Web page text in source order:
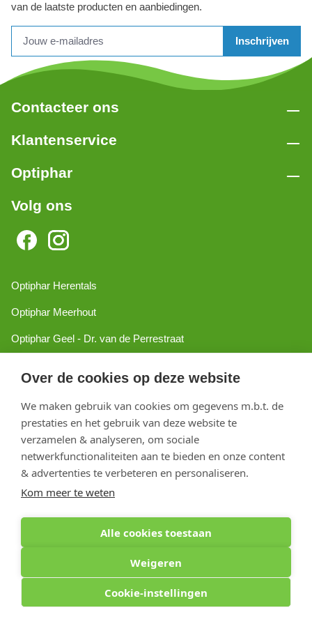
Over de cookies op deze website
We maken gebruik van cookies om gegevens m.b.t. de
prestaties en het gebruik van deze website te
verzamelen & analyseren, om sociale
netwerkfunctionaliteiten aan te bieden en onze content
& advertenties te verbeteren en personaliseren.
Kom meer te weten
Alle cookies toestaan
Weigeren
Cookie-instellingen
van de laatste producten en aanbiedingen.
Inschrijven
Contacteer ons
Klantenservice
Optiphar
Volg ons
Optiphar Herentals
Optiphar Meerhout
Optiphar Geel - Dr. van de Perrestraat
Optiphar Mol
Copyright 2026 optiphar.com. Alle rechten voorbehouden
Optiphar Apotheek (Dermatheek BVBA) - Antwerpseweg 81b - 2440 Geel - BE
0441.223.009 - APB 130802 - Apr. titularis: Kirsten Vanspringel